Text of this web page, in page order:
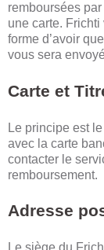
remboursées
une carte.
forme d’avoir
vous sera
Carte et
Le principe est
avec la carte
contacter le
remboursement.
Adresse